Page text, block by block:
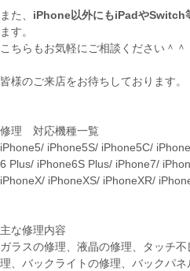
また、 iPhone以外にもiPadやSwitch
ます。
こちらもお気軽にご相談ください＾＾
皆様のご来店をお待ちしております。
修理 対応機種一覧
iPhone5/ iPhone5S/ iPhone5C/
6 Plus/ iPhone6S Plus/ iPhone7/
iPhoneX/ iPhoneXS/ iPhoneXR/
主な修理内容
ガラスの修理、液晶の修理、タッチ
理、バックライトの修理、バックパ